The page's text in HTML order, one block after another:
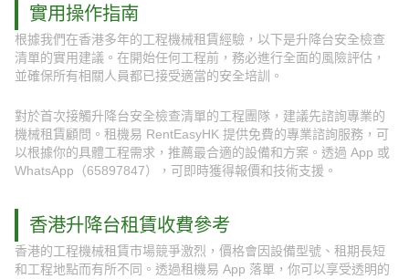
實用操作指南
根據我們在香港多年的工程機械租賃經驗，以下是升降台安全檢查
清單的實用建議。在開始任何工程前，務必進行全面的風險評估，
並確保所有相關人員都已接受適當的安全培訓。
對於首次接觸升降台安全檢查清單的工程團隊，建議先諮詢專業的
機械租賃顧問。租機易 RentEasyHK 提供免費的專業諮詢服務，可
以根據你的具體工程需求，推薦最合適的設備和方案。透過 App 或
WhatsApp（65897847），可即時獲得報價和技術支援。
香港升降台租賃收費參考
香港的工程機械租賃市場競爭激烈，價格會因設備型號、租期長短
和工程地點而有所不同。透過租機易 App 落單，你可以享受透明的